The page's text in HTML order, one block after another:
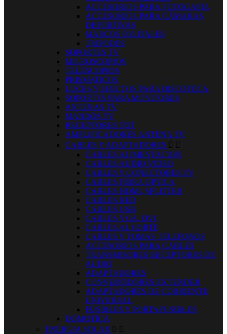
ACCESORIOS PARA FOTOGAFIA
ACCESORIOS PARA CÁMARAS
DEPORTIVAS
MARCOS DIGITALES
TRIPODES
SOPORTES TV
MICROSCOPIOS
TELESCOPIOS
PRISMATICOS
LUCES Y EFECTOS PARA DISCOTECA
SOPORTES PARA MONITORES
ANTENAS TV
MANDOS TV
RECEPTORES TDT
AMPLIFICADORES ANTENA TV
CABLES Y ADAPTADORES  
CABLES ALIMENTACION
CABLES AUDIO VIDEO
CABLES Y CONECTORES TV
CABLES FIBRA OPTICA
CABLES HDMI, SPLITTER
CABLES RED
CABLES USB
CABLES VGA, DVI
CABLES AL CORTE
CABLES Y TOMAS TELEFONOS
ACCESORIOS PARA CABLES
TRANSMISORES RECEPTORES DE
AUDIO
ADAPTADORES
CONVERTIDORES EXTENDER
ADAPTADORES DE CORRIENTE
UNIVERSAL
FUSIBLES Y PORTAFUSIBLES
DOMOTICA
ENERGIA SOLAR  